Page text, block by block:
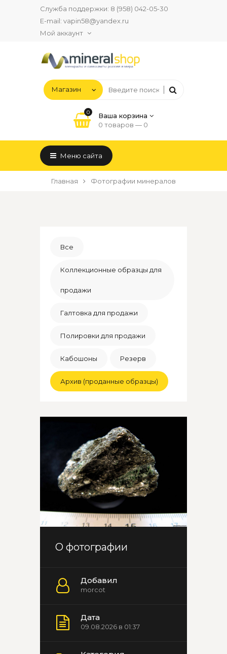
Служба поддержки: 8 (958) 042-05-30
E-mail: vapin58@yandex.ru
Мой аккаунт
0
Ваша корзина
0 товаров — 0
Меню сайта
Главная Фотографии минералов
Все
Коллекционные образцы для
продажи
Галтовка для продажи
Полировки для продажи
Кабошоны Резерв
Архив (проданные образцы)
О фотографии
Добавил
morcot
Дата
09.08.2026 в 01:37